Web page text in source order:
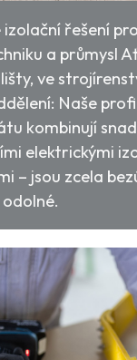
izolační řešení pro
a průmysl
ve
Naše
kombinují
elektrickými
– jsou zcela